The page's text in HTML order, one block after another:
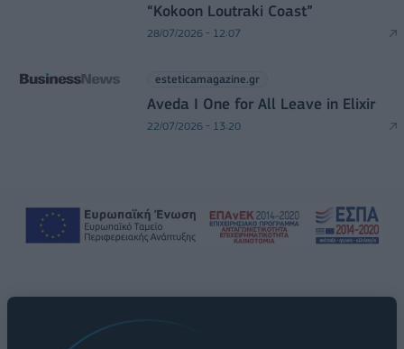
“Kokoon Loutraki Coast”
28/07/2026 - 12:07
esteticamagazine.gr
Aveda I One for All Leave in Elixir
22/07/2026 - 13:20